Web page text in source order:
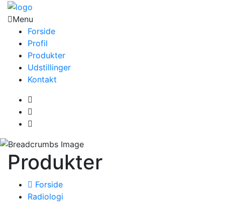
Menu
Forside
Profil
Produkter
Udstillinger
Kontakt
Produkter
Forside
Radiologi